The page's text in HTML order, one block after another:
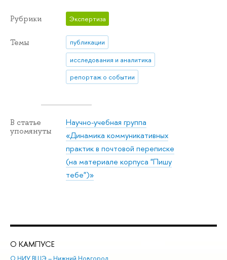
Рубрики Экспертиза
Темы
публикации
исследования и аналитика
репортаж о событии
В статье
упомянуты
Научно-учебная группа
«Динамика коммуникативных
практик в почтовой переписке
(на материале корпуса "Пишу
тебе")»
О КАМПУСЕ
О НИУ ВШЭ – Нижний Новгород